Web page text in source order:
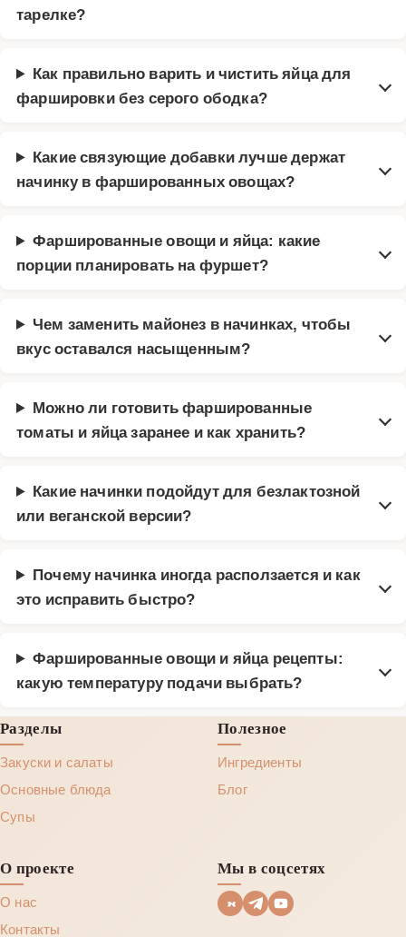
тарелке?
Как правильно варить и чистить яйца для
фаршировки без серого ободка?
Какие связующие добавки лучше держат
начинку в фаршированных овощах?
Фаршированные овощи и яйца: какие
порции планировать на фуршет?
Чем заменить майонез в начинках, чтобы
вкус оставался насыщенным?
Можно ли готовить фаршированные
томаты и яйца заранее и как хранить?
Какие начинки подойдут для безлактозной
или веганской версии?
Почему начинка иногда расползается и как
это исправить быстро?
Фаршированные овощи и яйца рецепты:
какую температуру подачи выбрать?
Разделы
Закуски и салаты
Основные блюда
Супы
Полезное
Ингредиенты
Блог
О проекте
О нас
Контакты
Мы в соцсетях